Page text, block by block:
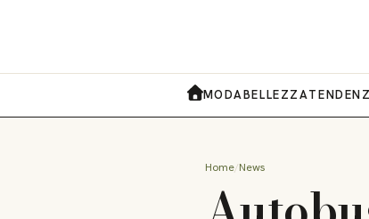
MODABELLEZZA
Home News